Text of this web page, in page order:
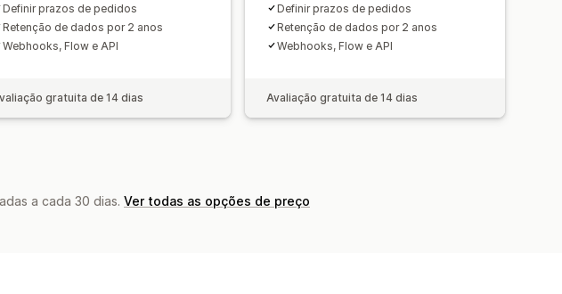
Definir prazos de pedidos
Retenção de dados por 2 anos
Webhooks, Flow e API
gratuita de 14 dias
Definir prazos de pedidos
Retenção de dados por 2 anos
Webhooks, Flow e API
Avaliação gratuita de 14 dias
a cada 30 dias. Ver todas as opções de preço